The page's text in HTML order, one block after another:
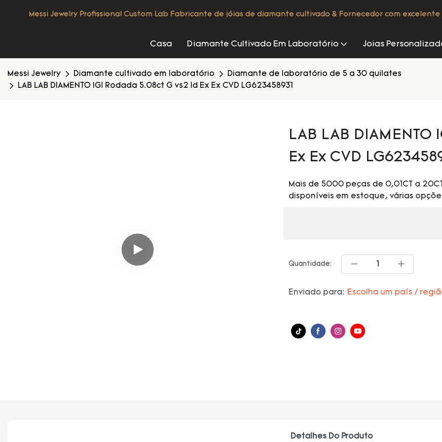
Messi Jewelry Profissional Custom Lab Fabricante de jóias de diamante cultivado & Fornecedor com excelente
Casa Diamante Cultivado Em Laboratório Joias
Messi Jewelry Diamante cultivado em laboratório
Diamante de laboratório de 5 a 30 quilates
LAB LAB DIAMENTO IGI Rodada 5.08ct G vs2 Id Ex Ex CVD LG623458931
LAB LAB
Ex Ex CVD
Mais de 5000 peças de 0,01CT a
disponíveis em estoque, várias
Quantidade:
Enviado para: Escolha um país /
Detalhes Do Produto